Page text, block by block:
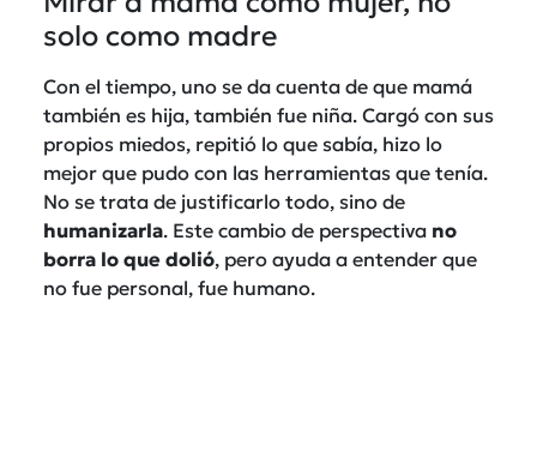
solo como madre
Con el tiempo, uno se da cuenta de que mamá
también es hija, también fue niña. Cargó con sus
propios miedos, repitió lo que sabía, hizo lo
mejor que pudo con las herramientas que tenía.
No se trata de justificarlo todo, sino de
humanizarla. Este cambio de perspectiva no
borra lo que dolió, pero ayuda a entender que
no fue personal, fue humano.